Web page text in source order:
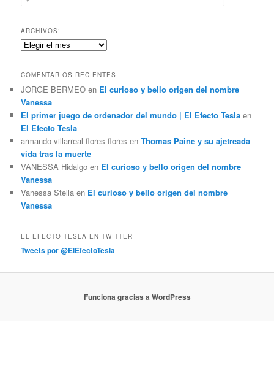
u
c
a
r
ARCHIVOS:
Archivos:
COMENTARIOS RECIENTES
JORGE BERMEO en El curioso y bello origen del nombre
Vanessa
El primer juego de ordenador del mundo | El Efecto Tesla en
El Efecto Tesla
armando villarreal flores flores enThomas Paine y su ajetreada
vida tras la muerte
VANESSA Hidalgo en El curioso y bello origen del nombre
Vanessa
Vanessa Stella en El curioso y bello origen del nombre
Vanessa
EL EFECTO TESLA EN TWITTER
Tweets por @ElEfectoTesla
Funciona gracias a WordPress